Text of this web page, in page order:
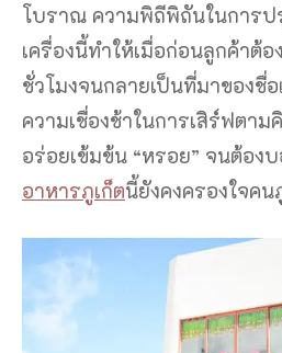
โบราณ ความพิถีพิถันในการป
เครื่องนี้ทำให้เมื่อก่อนลูกค้าต้
ชั่วโมงจนกลายเป็นที่มาของชื่อ
ความเชื่องช้าในการเสิร์ฟตา
อร่อยเข้มข้น “หรอย” จนต้อง
อาหารภูเก็ตนี้ยังคงครองใจค